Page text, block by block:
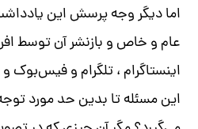
اما دیگر وجه پرسش این
عام و خاص و بازنشر آن توسط
اینستاگرام ، تلگرام و فیس‌بوک و
این مسئله تا بدین حد مورد